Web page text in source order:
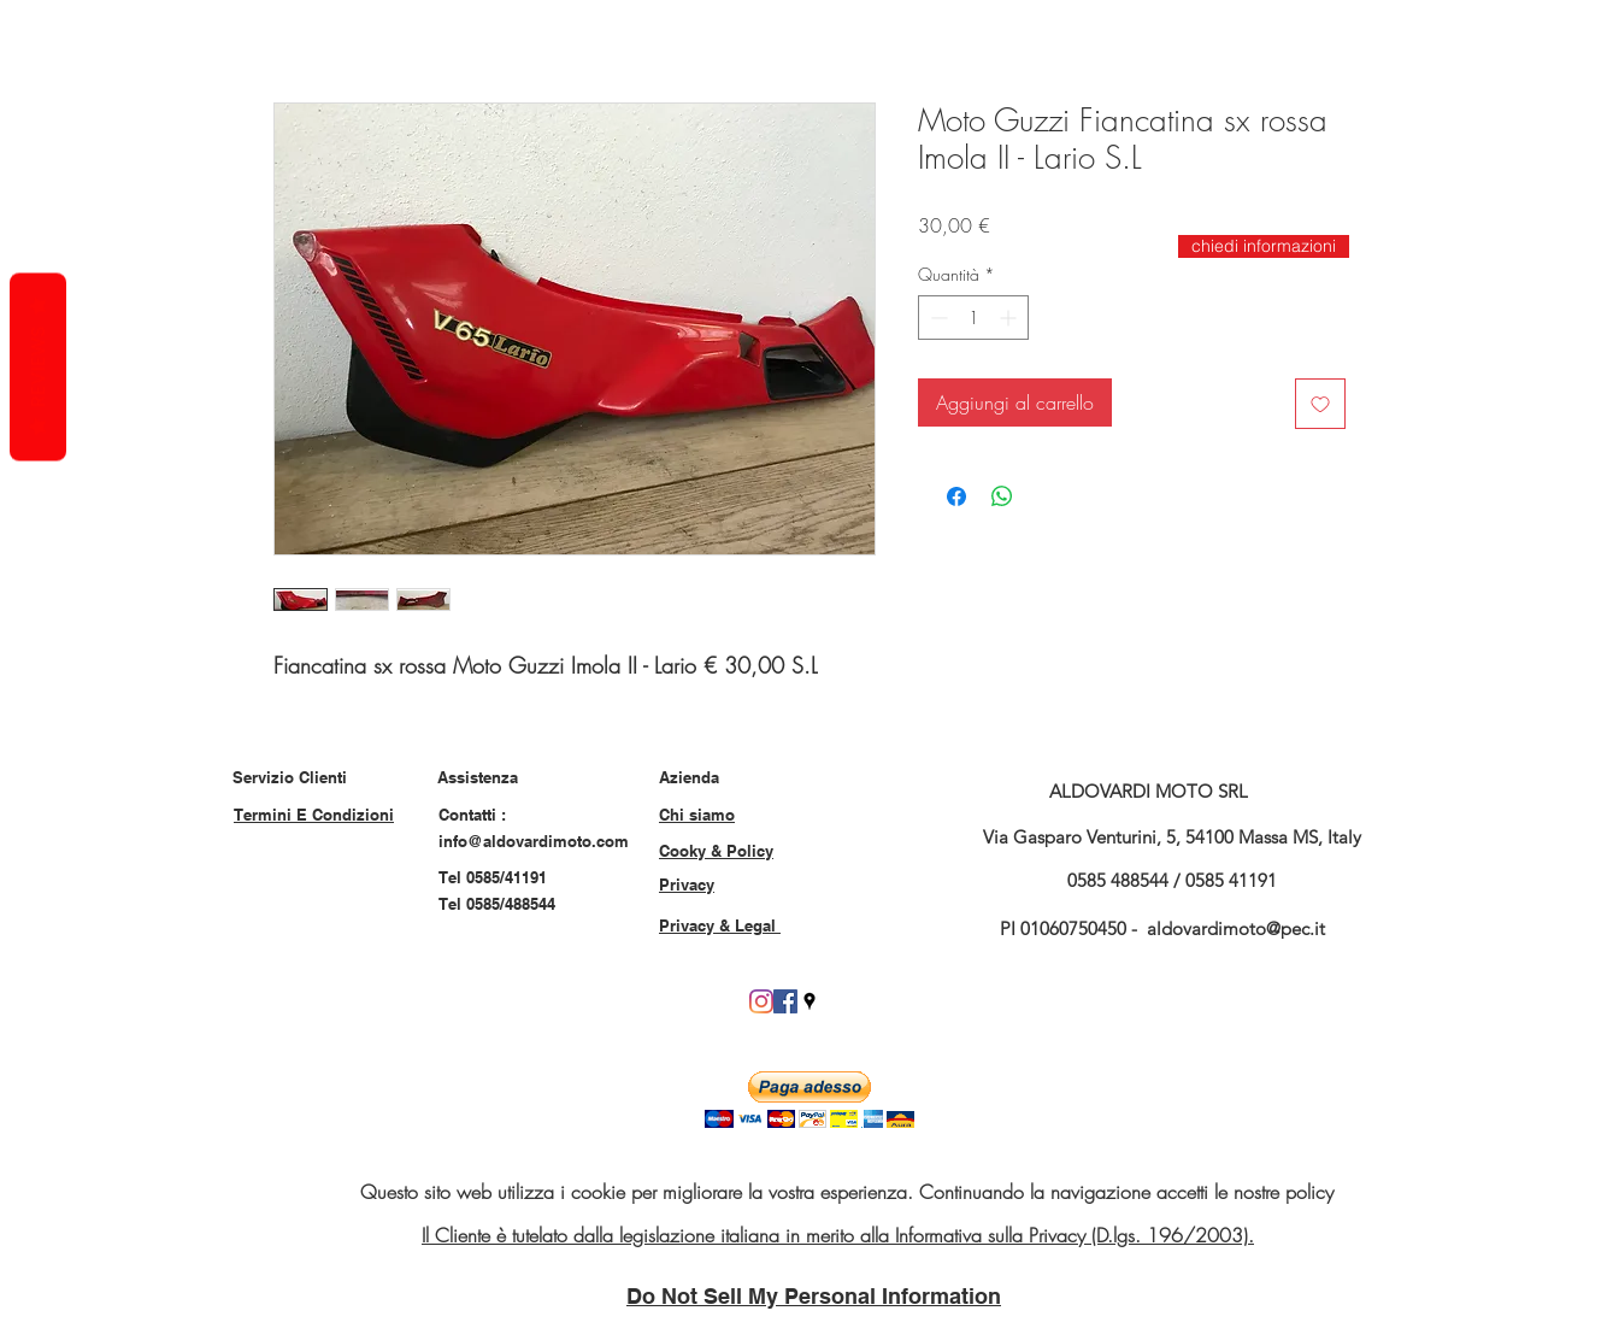
Fiancatina sx rossa Moto Guzzi Imola II - Lario € 30,00 S.L
Moto Guzzi Fiancatina sx rossa
Imola II - Lario S.L
30,00 €
Quantità *
Aggiungi al carrello
chiedi informazioni
Servizio Clienti
Termini E Condizioni
Assistenza
Contatti :
info@aldovardimoto.com
Tel 0585/41191
Tel 0585/488544
Azienda
Chi siamo
Cooky & Policy
Privacy
Privacy & Legal
ALDOVARDI MOTO SRL
Via Gasparo Venturini, 5, 54100 Massa MS, Italy
0585 488544 / 0585 41191
PI 01060750450 - aldovardimoto@pec.it
Questo sito web utilizza i cookie per migliorare la vostra esperienza. Continuando la navigazione accetti le nostre policy
Il Cliente è tutelato dalla legislazione italiana in merito alla Informativa sulla Privacy (D.lgs. 196/2003).
Do Not Sell My Personal Information